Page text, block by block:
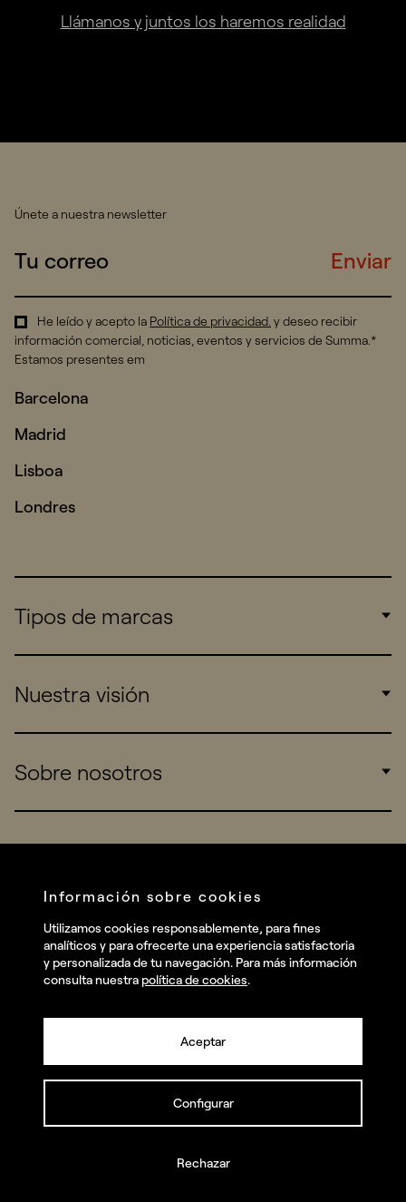
Llámanos y juntos los haremos realidad
Únete a nuestra newsletter
Enviar
He leído y acepto la Política de privacidad. y deseo recibir
información comercial, noticias, eventos y servicios de Summa.*
Estamos presentes em
Barcelona
Madrid
Lisboa
Londres
Tipos de marcas
Consumers
Startups
Nuestra visión
Work
Sobre nosotros
Talent
Contact
Instagram
Facebook
© summa.es Todos los derechos reservados.
Información sobre cookies
Utilizamos cookies responsablemente, para fines
analíticos y para ofrecerte una experiencia satisfactoria
y personalizada de tu navegación. Para más información
consulta nuestra política de cookies.
Aceptar
Configurar
Rechazar